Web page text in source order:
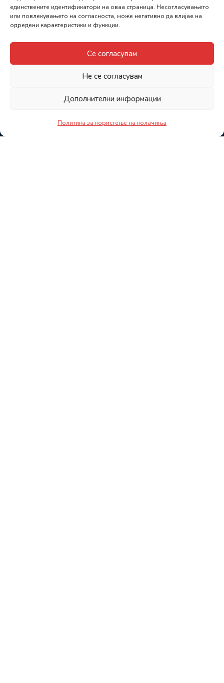
единствените идентификатори на оваа страница. Несогласувањето
или повлекувањето на согласноста, може негативно да влијае на
одредени карактеристики и функции.
Се согласувам
Не се согласувам
Дополнителни информации
Политика за користење на колачиња